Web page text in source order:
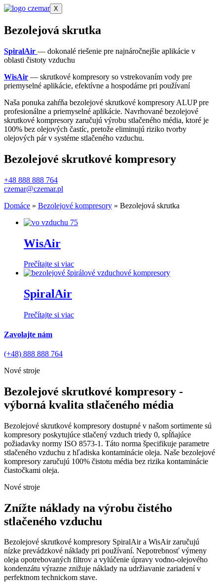
X
Bezolejová skrutka
SpiralAir — dokonalé riešenie pre najnáročnejšie aplikácie v
oblasti čistoty vzduchu
WisAir — skrutkové kompresory so vstrekovaním vody pre
priemyselné aplikácie, efektívne a hospodárne pri používaní
Naša ponuka zahŕňa bezolejové skrutkové kompresory ALUP pre
profesionálne a priemyselné aplikácie. Navrhované bezolejové
skrutkové kompresory zaručujú výrobu stlačeného média, ktoré je
100% bez olejových častíc, pretože eliminujú riziko tvorby
olejových pár v systéme stlačeného vzduchu.
Bezolejové skrutkové kompresory
+48 888 888 764
czemar@czemar.pl
Domáce » Bezolejové kompresory » Bezolejová skrutka
WisAir
Prečítajte si viac
SpiralAir
Prečítajte si viac
Zavolajte nám
(+48) 888 888 764
Nové stroje
Bezolejové skrutkové kompresory -
výborná kvalita stlačeného média
Bezolejové skrutkové kompresory dostupné v našom sortimente sú
kompresory poskytujúce stlačený vzduch triedy 0, spĺňajúce
požiadavky normy ISO 8573-1. Táto norma špecifikuje parametre
stlačeného vzduchu z hľadiska kontaminácie oleja. Naše bezolejové
kompresory zaručujú 100% čistotu média bez rizika kontaminácie
čiastočkami oleja.
Nové stroje
Znížte náklady na výrobu čistého
stlačeného vzduchu
Bezolejové skrutkové kompresory SpiralAir a WisAir zaručujú
nízke prevádzkové náklady pri používaní. Nepotrebnosť výmeny
oleja opotrebovaných filtrov a vylúčenie úpravy vodno-olejového
kondenzátu výrazne znižuje náklady na udržiavanie zariadení v
perfektnom technickom stave.